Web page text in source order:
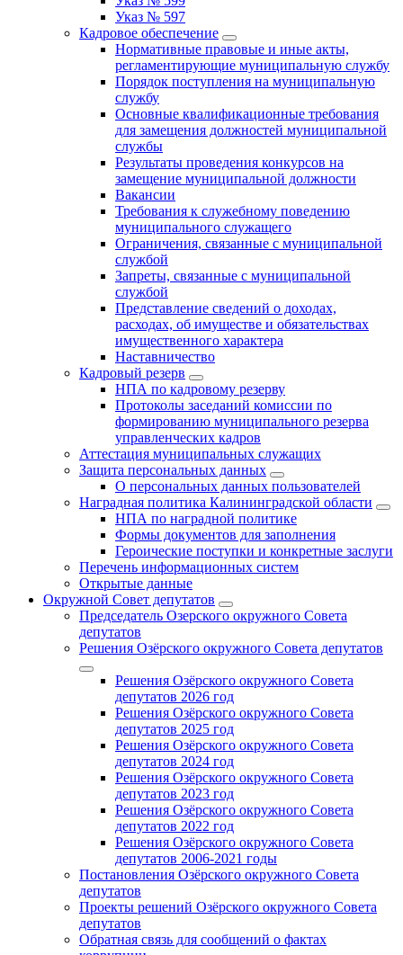
Указ № 597
Кадровое обеспечение
Нормативные правовые и иные акты,
регламентирующие муниципальную службу
Порядок поступления на муниципальную
службу
Основные квалификационные требования
для замещения должностей муниципальной
службы
Результаты проведения конкурсов на
замещение муниципальной должности
Вакансии
Требования к служебному поведению
муниципального служащего
Ограничения, связанные с муниципальной
службой
Запреты, связанные с муниципальной
службой
Представление сведений о доходах,
расходах, об имуществе и обязательствах
имущественного характера
Наставничество
Кадровый резерв
НПА по кадровому резерву
Протоколы заседаний комиссии по
формированию муниципального резерва
управленческих кадров
Аттестация муниципальных служащих
Защита персональных данных
О персональных данных пользователей
Наградная политика Калининградской области
НПА по наградной политике
Формы документов для заполнения
Героические поступки и конкретные заслуги
Перечень информационных систем
Открытые данные
Окружной Совет депутатов
Председатель Озерского окружного Совета
депутатов
Решения Озёрского окружного Совета депутатов
Решения Озёрского окружного Совета
депутатов 2026 год
Решения Озёрского окружного Совета
депутатов 2025 год
Решения Озёрского окружного Совета
депутатов 2024 год
Решения Озёрского окружного Совета
депутатов 2023 год
Решения Озёрского окружного Совета
депутатов 2022 год
Решения Озёрского окружного Совета
депутатов 2006-2021 годы
Постановления Озёрского окружного Совета
депутатов
Проекты решений Озёрского окружного Совета
депутатов
Обратная связь для сообщений о фактах